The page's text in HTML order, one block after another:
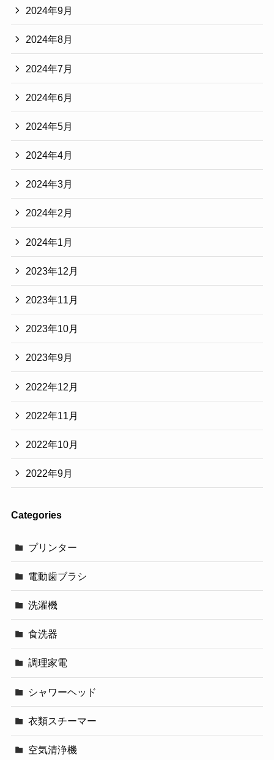
2024年9月
2024年8月
2024年7月
2024年6月
2024年5月
2024年4月
2024年3月
2024年2月
2024年1月
2023年12月
2023年11月
2023年10月
2023年9月
2022年12月
2022年11月
2022年10月
2022年9月
Categories
プリンター
電動歯ブラシ
洗濯機
食洗器
調理家電
シャワーヘッド
衣類スチーマー
空気清浄機